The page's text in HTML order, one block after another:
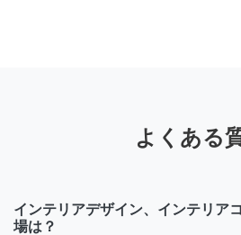
よくある
インテリアデザイン、インテリア
場は？